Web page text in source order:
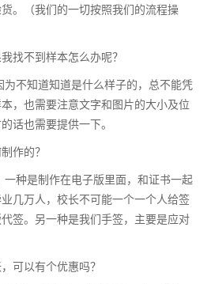
。（我们的一切按照我们的流程操
找不到样本怎么办呢？
不知道知道是什么样子的，总不能凭
，也需要注意文字和图片的大小及位
话也需要提供一下。
作的？
种是制作在电子版里面，和证书一起
几万人，校长不可能一个一个人给签
签。另一种是我们手签，主要是应对
可以有个优惠吗？